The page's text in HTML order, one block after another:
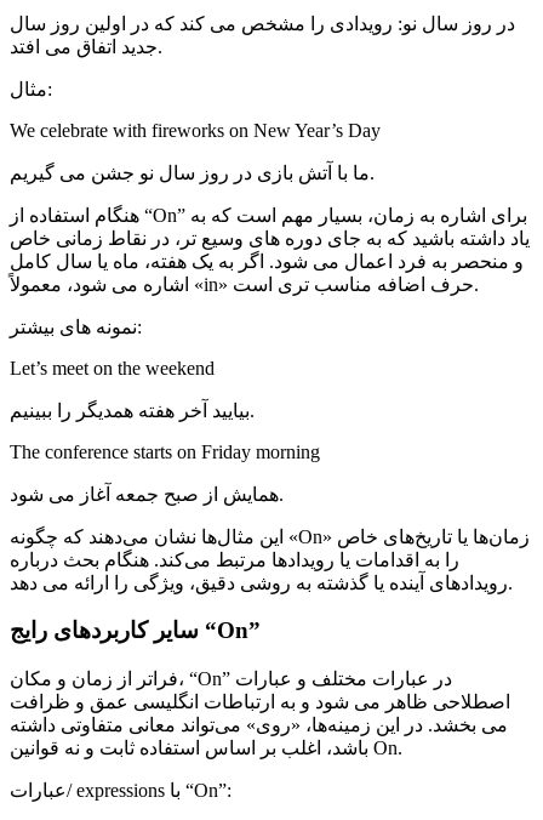
در روز سال نو: رویدادی را مشخص می کند که در اولین روز سال
جدید اتفاق می افتد.
مثال:
We celebrate with fireworks on New Year’s Day
ما با آتش بازی در روز سال نو جشن می گیریم.
هنگام استفاده از “On” برای اشاره به زمان، بسیار مهم است که به
یاد داشته باشید که به جای دوره های وسیع تر، در نقاط زمانی خاص
و منحصر به فرد اعمال می شود. اگر به یک هفته، ماه یا سال کامل
اشاره می شود، معمولاً «in» حرف اضافه مناسب تری است.
نمونه های بیشتر:
Let’s meet on the weekend
بیایید آخر هفته همدیگر را ببینیم.
The conference starts on Friday morning
همایش از صبح جمعه آغاز می شود.
این مثال‌ها نشان می‌دهند که چگونه «On» زمان‌ها یا تاریخ‌های خاص
را به اقدامات یا رویدادها مرتبط می‌کند. هنگام بحث درباره
رویدادهای آینده یا گذشته به روشی دقیق، ویژگی را ارائه می دهد.
سایر کاربردهای رایج “On”
فراتر از زمان و مکان، “On” در عبارات مختلف و عبارات
اصطلاحی ظاهر می شود و به ارتباطات انگلیسی عمق و ظرافت
می بخشد. در این زمینه‌ها، «روی» می‌تواند معانی متفاوتی داشته
باشد، اغلب بر اساس استفاده ثابت و نه قوانین On.
عبارات/ expressions با “On”: